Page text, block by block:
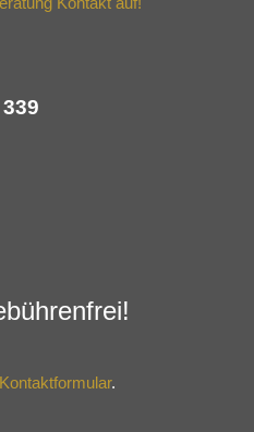
Kontaktformular.